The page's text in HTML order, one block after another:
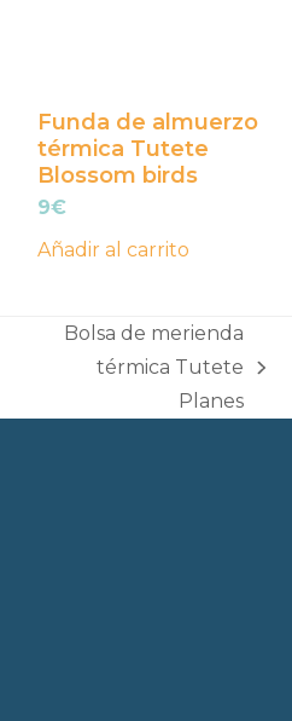
Funda de almuerzo
térmica Tutete
Blossom birds
9€
Añadir al carrito
post:
Bolsa de merienda
térmica Tutete
Planes